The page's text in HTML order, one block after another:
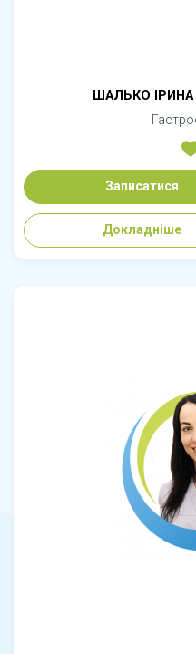
ШАЛЬКО
Записатися
Докладніше